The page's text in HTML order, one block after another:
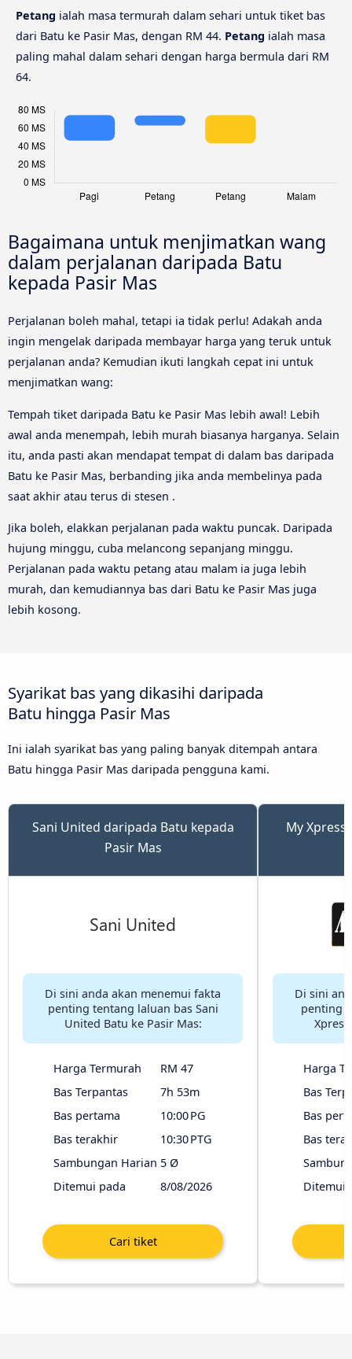
Petang ialah masa termurah dalam sehari untuk tiket bas
dari Batu ke Pasir Mas, dengan RM 44. Petang ialah masa
paling mahal dalam sehari dengan harga bermula dari RM
64.
Bagaimana untuk menjimatkan wang
dalam perjalanan daripada Batu
kepada Pasir Mas
Perjalanan boleh mahal, tetapi ia tidak perlu! Adakah anda
ingin mengelak daripada membayar harga yang teruk untuk
perjalanan anda? Kemudian ikuti langkah cepat ini untuk
menjimatkan wang:
Tempah tiket daripada Batu ke Pasir Mas lebih awal! Lebih
awal anda menempah, lebih murah biasanya harganya. Selain
itu, anda pasti akan mendapat tempat di dalam bas daripada
Batu ke Pasir Mas, berbanding jika anda membelinya pada
saat akhir atau terus di stesen .
Jika boleh, elakkan perjalanan pada waktu puncak. Daripada
hujung minggu, cuba melancong sepanjang minggu.
Perjalanan pada waktu petang atau malam ia juga lebih
murah, dan kemudiannya bas dari Batu ke Pasir Mas juga
lebih kosong.
Syarikat bas yang dikasihi daripada
Batu hingga Pasir Mas
Ini ialah syarikat bas yang paling banyak ditempah antara
Batu hingga Pasir Mas daripada pengguna kami.
Sani United daripada Batu kepada
Pasir Mas
Di sini anda akan menemui fakta
penting tentang laluan bas Sani
United Batu ke Pasir Mas:
Harga Termurah
RM 47
Bas Terpantas
7h 53m
Bas pertama
10:00 PG
Bas terakhir
10:30 PTG
Sambungan Harian 5 Ø
Ditemui pada
8/08/2026
My
Di sini
penting
Harga
Bas
Bas
Bas
Ditemui